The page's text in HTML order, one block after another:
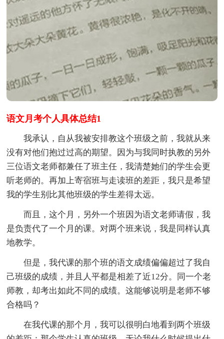
语文月考个人具体总结1
我承认，自从我被安排教这个班级之前，我就从来
没有对他们抱过过高的期望。因为与我同时执教的另外
三位语文老师都兼任了班主任，我清楚她们的学生会更
听老师的。再加上寄宿班与走读班的差距，我只是希望
我的学生别比其他班级的学生差得太远。
而且，这个月，另外一个班因为语文老师请假，我
是负责代了一个月的课。对两个班来说，我是同样认真
地教学。
但是，我代课的那个班的语文成绩偏偏超过了我自
己班级的成绩，并且人平都是相差了近12分。同一个老
师教，却考出如此不同的成绩。这能够说明是老师不够
合格吗？
在我代课的那个月，我可以很明白地看到两个班级